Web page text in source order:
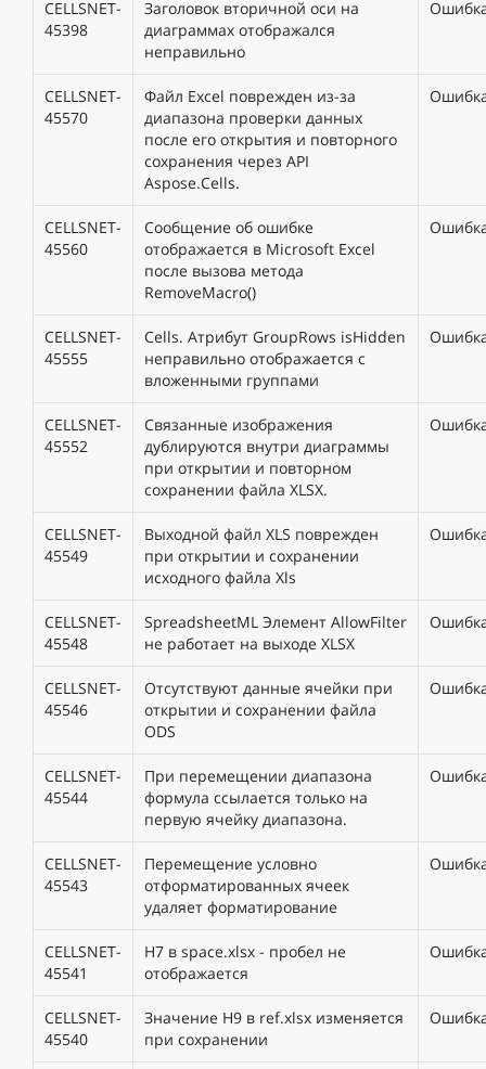
CELLSNET-
45398
Заголовок вторичной оси на
диаграммах отображался
неправильно
CELLSNET-
45570
Файл Excel поврежден из-за
диапазона проверки данных
после его открытия и повторного
сохранения через API
Aspose.Cells.
CELLSNET-
45560
Сообщение об ошибке
отображается в Microsoft Excel
после вызова метода
RemoveMacro()
CELLSNET-
45555
Cells. Атрибут GroupRows isHidden
неправильно отображается с
вложенными группами
CELLSNET-
45552
Связанные изображения
дублируются внутри диаграммы
при открытии и повторном
сохранении файла XLSX.
CELLSNET-
45549
Выходной файл XLS поврежден
при открытии и сохранении
исходного файла Xls
CELLSNET-
45548
SpreadsheetML Элемент AllowFilter
не работает на выходе XLSX
CELLSNET-
45546
Отсутствуют данные ячейки при
открытии и сохранении файла
ODS
CELLSNET-
45544
При перемещении диапазона
формула ссылается только на
первую ячейку диапазона.
CELLSNET-
45543
Перемещение условно
отформатированных ячеек
удаляет форматирование
CELLSNET-
45541
H7 в space.xlsx - пробел не
отображается
CELLSNET-
45540
Значение H9 в ref.xlsx изменяется
при сохранении